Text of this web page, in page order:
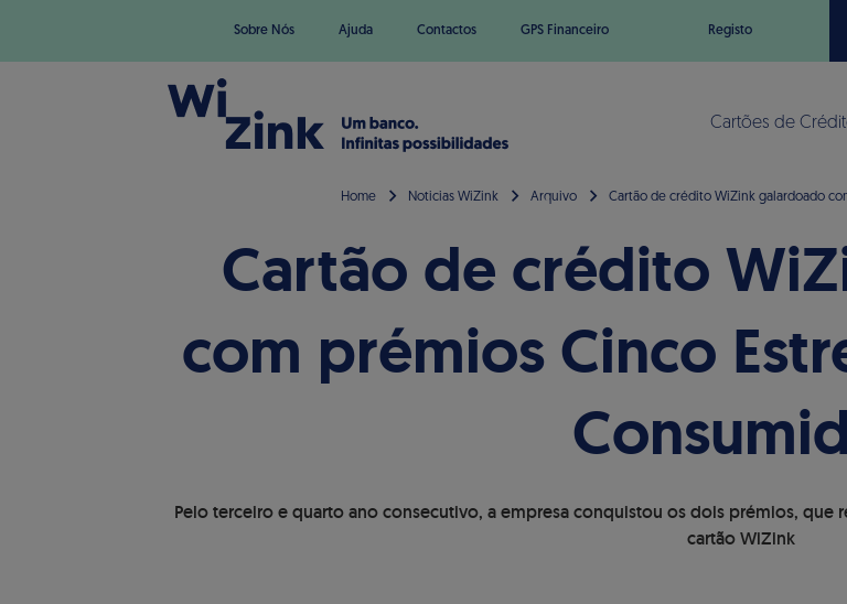
Sobre Nós Ajuda Contactos GPS Financeiro Registo
Cartões de
Home Noticias WiZink Arquivo Cartão de crédito WiZink galardoado
Cartão de crédito
com prémios Cinco
Pelo terceiro e quarto ano consecutivo, a empresa conquistou os dois prémios,
cartão WiZink